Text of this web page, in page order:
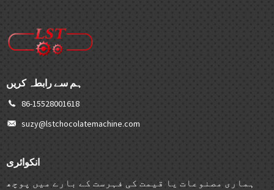
ہم سے رابطہ کریں
86-15528001618
suzy@lstchocolatemachine.com
انکوائری
ہماری مصنوعات یا قیمت کی فہرست کے بارے میں پوچھ